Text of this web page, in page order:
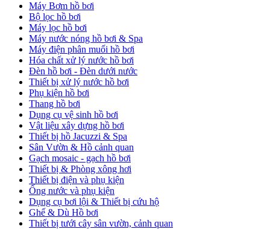
Máy Bơm hồ bơi
Bộ lọc hồ bơi
Máy lọc hồ bơi
Máy nước nóng hồ bơi & Spa
Máy điện phân muối hồ bơi
Hóa chất xử lý nước hồ bơi
Đèn hồ bơi - Đèn dưới nước
Thiết bị xử lý nước hồ bơi
Phụ kiện hồ bơi
Thang hồ bơi
Dụng cụ vệ sinh hồ bơi
Vật liệu xây dựng hồ bơi
Thiết bị hồ Jacuzzi & Spa
Sân Vườn & Hồ cảnh quan
Gạch mosaic - gạch hồ bơi
Thiết bị & Phòng xông hơi
Thiết bị điện và phụ kiện
Ống nước và phụ kiện
Dụng cụ bơi lội & Thiết bị cứu hộ
Ghế & Dù Hồ bơi
Thiết bị tưới cây sân vườn, cảnh quan